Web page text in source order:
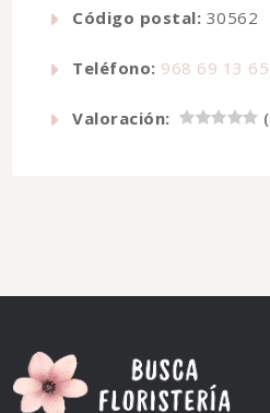
Código postal: 30562
Teléfono: 968 69 13 65
Valoración: (